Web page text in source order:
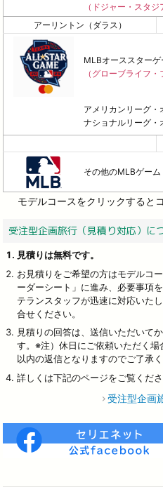
（ドジャー・スタジ
アーリントン（ダラス）
MLBオーススターゲ
（グローブライフ・
アメリカンリーグ・
ナショナルリーグ・
その他のMLBゲーム
モデルコースをクリックする
受注型企画旅行（見積り対応）に
見積りは無料です。
お見積りをご希望の方はモデルコ
ーダーシート」に進み、必要事項
テランスタッフが迅速に対応いた
合せください。
見積りの回答は、送信いただいて
す。※注）休日にご依頼いただく
以内の返信となりますのでご了承く
詳しくは下記のページをご覧くださ
受注型企画